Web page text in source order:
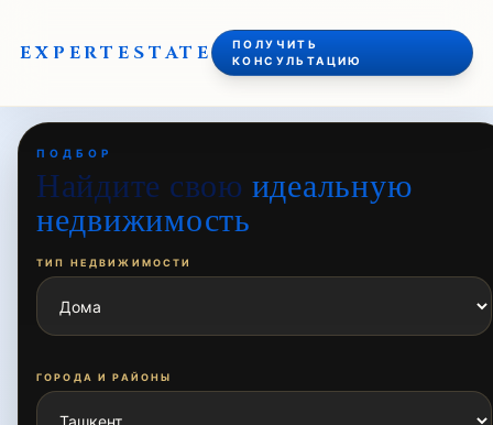
EXPERTESTATE
ПОЛУЧИТЬ
КОНСУЛЬТАЦИЮ
ПОДБОР
Найдите свою идеальную
недвижимость
ТИП НЕДВИЖИМОСТИ
ГОРОДА И РАЙОНЫ